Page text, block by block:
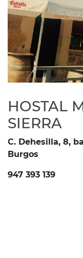
HOSTAL
SIERRA
C. Dehesilla, 8,
Burgos
947 393 139